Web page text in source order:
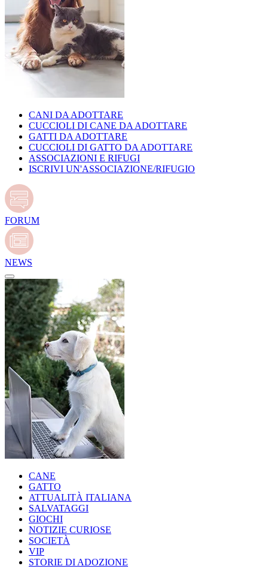
CANI DA ADOTTARE
CUCCIOLI DI CANE DA ADOTTARE
GATTI DA ADOTTARE
CUCCIOLI DI GATTO DA ADOTTARE
ASSOCIAZIONI E RIFUGI
ISCRIVI UN'ASSOCIAZIONE/RIFUGIO
FORUM
NEWS
CANE
GATTO
ATTUALITÀ ITALIANA
SALVATAGGI
GIOCHI
NOTIZIE CURIOSE
SOCIETÀ
VIP
STORIE DI ADOZIONE